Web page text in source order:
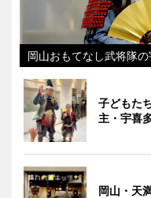
岡山おもてなし武将隊
子どもた
主・宇喜
岡山・天